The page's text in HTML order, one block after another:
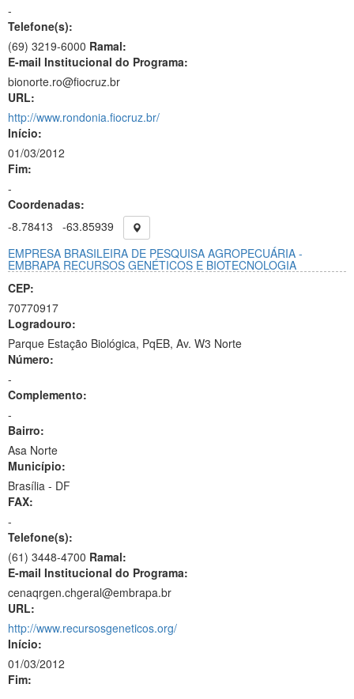
-
Telefone(s):
(69) 3219-6000 Ramal:
E-mail Institucional do Programa:
bionorte.ro@fiocruz.br
URL:
http://www.rondonia.fiocruz.br/
Início:
01/03/2012
Fim:
-
Coordenadas:
-8.78413
-63.85939
EMPRESA BRASILEIRA DE PESQUISA AGROPECUÁRIA -
EMBRAPA RECURSOS GENÉTICOS E BIOTECNOLOGIA
CEP:
70770917
Logradouro:
Parque Estação Biológica, PqEB, Av. W3 Norte
Número:
-
Complemento:
-
Bairro:
Asa Norte
Município:
Brasília - DF
FAX:
-
Telefone(s):
(61) 3448-4700 Ramal:
E-mail Institucional do Programa:
cenaqrgen.chgeral@embrapa.br
URL:
http://www.recursosgeneticos.org/
Início:
01/03/2012
Fim: